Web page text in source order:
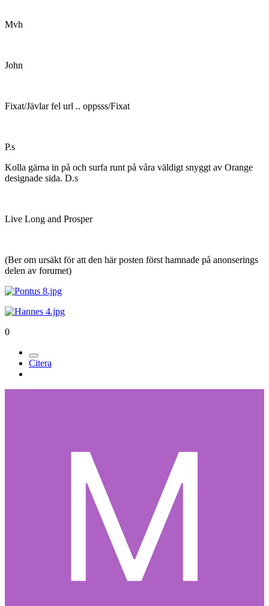
Mvh
John
Fixat/Jävlar fel url .. oppsss/Fixat
P.s
Kolla gärna in på och surfa runt på våra väldigt snyggt av Orange
designade sida. D.s
Live Long and Prosper
(Ber om ursäkt för att den här posten först hamnade på anonserings
delen av forumet)
0
Citera